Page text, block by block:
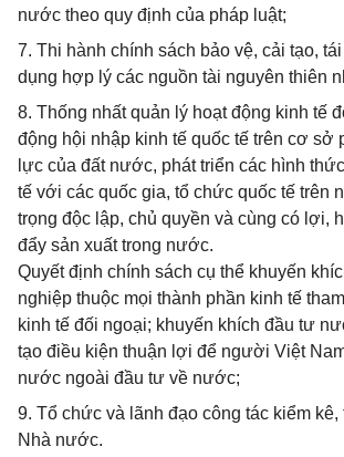
nước theo quy định của pháp luật;
7. Thi hành chính sách bảo vệ, cải tạo,
dụng hợp lý các nguồn tài nguyên thiên
8. Thống nhất quản lý hoạt động kinh tế
động hội nhập kinh tế quốc tế trên cơ sở
lực của đất nước, phát triển các hình
tế với các quốc gia, tổ chức quốc tế trên
trọng độc lập, chủ quyền và cùng có lợi,
đẩy sản xuất trong nước.
Quyết định chính sách cụ thể khuyến
nghiệp thuộc mọi thành phần kinh tế
kinh tế đối ngoại; khuyến khích đầu tư
tạo điều kiện thuận lợi để người Việt
nước ngoài đầu tư về nước;
9. Tổ chức và lãnh đạo công tác kiểm kê,
Nhà nước.